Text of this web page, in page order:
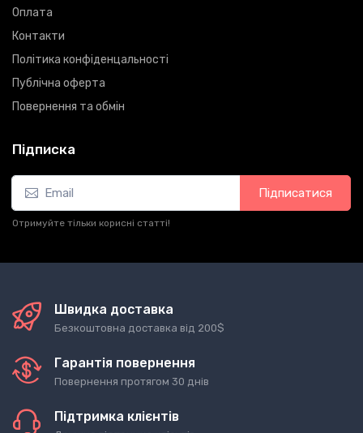
Оплата
Контакти
Політика конфіденцальності
Публічна оферта
Повернення та обмін
Підписка
Підписатися
Отримуйте тільки корисні статті!
Швидка доставка
Безкоштовна доставка від 200$
Гарантія повернення
Повернення протягом 30 днів
Підтримка клієнтів